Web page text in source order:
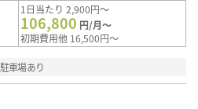
1日当たり 2,900円～
106,800 円/月～
初期費用他 16,500円～
駐車場あり